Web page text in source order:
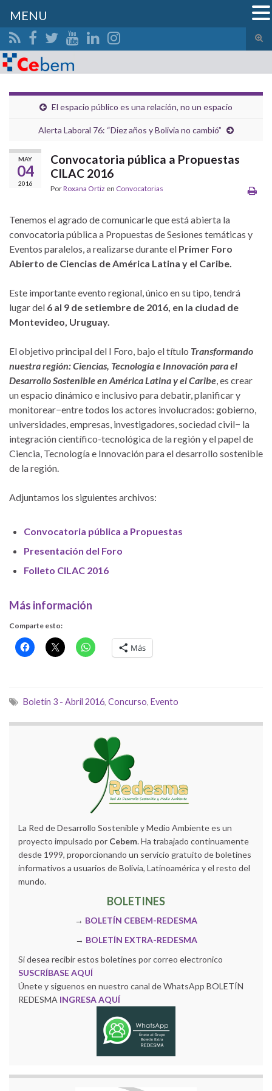
el
Search for:
El espacio público es una relación, no un espacio
Alerta Laboral 76: “Diez años y Bolivia no cambió”
MAY
04
2016
Convocatoria pública a Propuestas
CILAC 2016
PorRoxana Ortiz en Convocatorias
Tenemos el agrado de comunicarle que está abierta la
convocatoria pública a Propuestas de Sesiones temáticas y
Eventos paralelos, a realizarse durante el Primer Foro
Abierto de Ciencias de América Latina y el Caribe.
Este importante evento regional, único en su tipo, tendrá
lugar del 6 al 9 de setiembre de 2016, en la ciudad de
Montevideo, Uruguay.
El objetivo principal del I Foro, bajo el título Transformando
nuestra región: Ciencias, Tecnología e Innovación para el
Desarrollo Sostenible en América Latina y el Caribe, es crear
un espacio dinámico e inclusivo para debatir, planificar y
monitorear−entre todos los actores involucrados: gobierno,
universidades, empresas, investigadores, sociedad civil− la
integración científico-tecnológica de la región y el papel de
Ciencia, Tecnología e Innovación para el desarrollo sostenible
de la región.
Adjuntamos los siguientes archivos:
Convocatoria pública a Propuestas
Presentación del Foro
Folleto CILAC 2016
Más información
Comparte esto:
Más
Boletín 3 - Abril 2016, Concurso, Evento
La Red de Desarrollo Sostenible y Medio Ambiente es un
proyecto impulsado por Cebem. Ha trabajado continuamente
desde 1999, proporcionando un servicio gratuito de boletines
informativos a usuarios de Bolivia, Latinoamérica y el resto del
mundo.
BOLETINES
→ BOLETÍN CEBEM-REDESMA
→ BOLETÍN EXTRA-REDESMA
Si desea recibir estos boletines por correo electronico
SUSCRÍBASE AQUÍ
Únete y siguenos en nuestro canal de WhatsApp BOLETÍN
REDESMA INGRESA AQUÍ
MENU